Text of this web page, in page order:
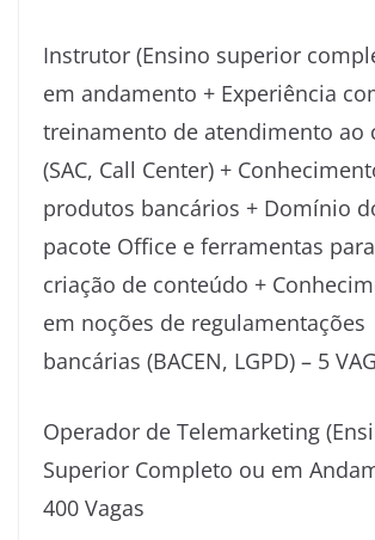
Instrutor (Ensino superior
em andamento + Experiência
treinamento de atendimento ao
(SAC, Call Center) +
produtos bancários + Domínio
pacote Office e ferramentas para
criação de conteúdo +
em noções de regulamentações
bancárias (BACEN, LGPD) – 5
Operador de Telemarketing
Superior Completo ou em
400 Vagas